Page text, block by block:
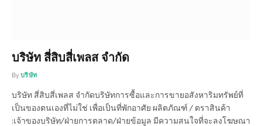
บริษัท สี่สิบสี่เพลส จำกัด
By บริษัท
บริษัท สี่สิบสี่เพลส จำกัดบริษัทการซื้อและการขายอสังหาริมทรัพย์ที่
เป็นของตนเองที่ไม่ใช่ เพื่อเป็นที่พักอาศัย ผลิตภัณฑ์ / ตราสินค้า
:เจ้าของบริษัท/ฝ่ายการตลาด/ฝ่ายข้อมูล มีความสนใจที่จะลงโฆษณา